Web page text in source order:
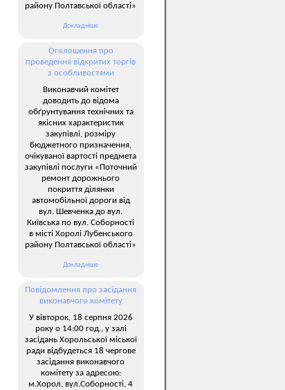
району Полтавської області»
Докладніше
Оголошення про
проведення відкритих торгів
з особливостями
Виконавчий комітет
доводить до відома
обґрунтування технічних та
якісних характеристик
закупівлі, розміру
бюджетного призначення,
очікуваної вартості предмета
закупівлі послуги «Поточний
ремонт дорожнього
покриття ділянки
автомобільної дороги від
вул. Шевченка до вул.
Київська по вул. Соборності
в місті Хоролі Лубенського
району Полтавської області»
Докладніше
Повідомлення про засідання
виконавчого комітету
У вівторок, 18 серпня 2026
року о 14:00 год., у залі
засідань Хорольської міської
ради відбудеться 18 чергове
засідання виконавчого
комітету за адресою:
м.Хорол, вул.Соборності, 4